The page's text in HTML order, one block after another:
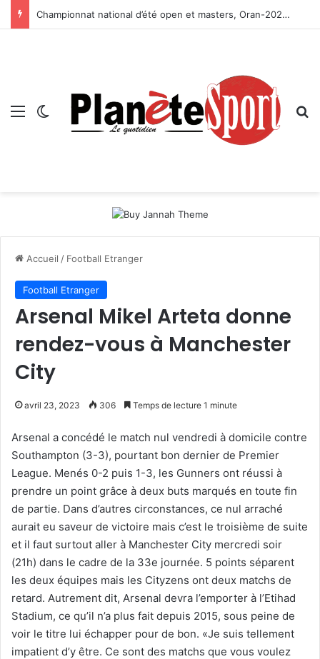
Championnat national d’été open et masters, Oran-2026 — Le CRB s’adjuge le titre
Menu Switch skin
Accueil / Football Etranger
Football Etranger
Arsenal Mikel Arteta donne
rendez-vous à Manchester
City
avril 23, 2023 306 Temps de lecture 1 minute
Arsenal a concédé le match nul vendredi à domicile contre
Southampton (3-3), pourtant bon dernier de Premier
League. Menés 0-2 puis 1-3, les Gunners ont réussi à
prendre un point grâce à deux buts marqués en toute fin
de partie. Dans d’autres circonstances, ce nul arraché
aurait eu saveur de victoire mais c’est le troisième de suite
et il faut surtout aller à Manchester City mercredi soir
(21h) dans le cadre de la 33e journée. 5 points séparent
les deux équipes mais les Cityzens ont deux matchs de
retard. Autrement dit, Arsenal devra l’emporter à l’Etihad
Stadium, ce qu’il n’a plus fait depuis 2015, sous peine de
voir le titre lui échapper pour de bon. «Je suis tellement
impatient d’y être. Ce sont des matchs que vous voulez